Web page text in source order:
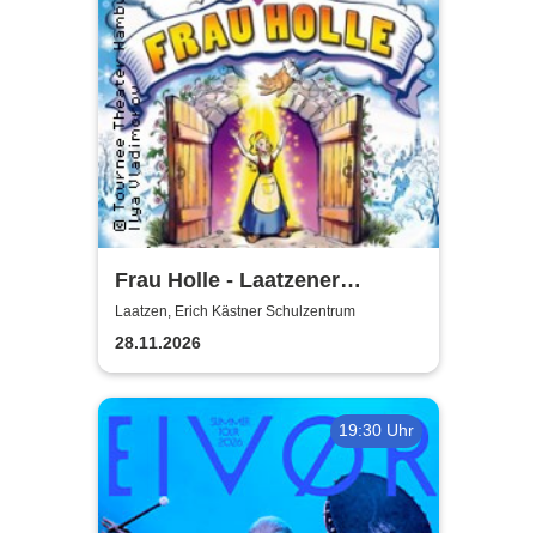
Frau Holle - Laatzener
Weihnachtsmärchen 2026
Laatzen, Erich Kästner Schulzentrum
28.11.2026
19:30 Uhr